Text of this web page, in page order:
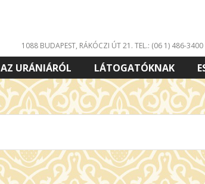
1088 BUDAPEST, RÁKÓCZI ÚT 21. TEL.: (06 1) 486-3400
AZ URÁNIÁRÓL LÁTOGATÓKNAK